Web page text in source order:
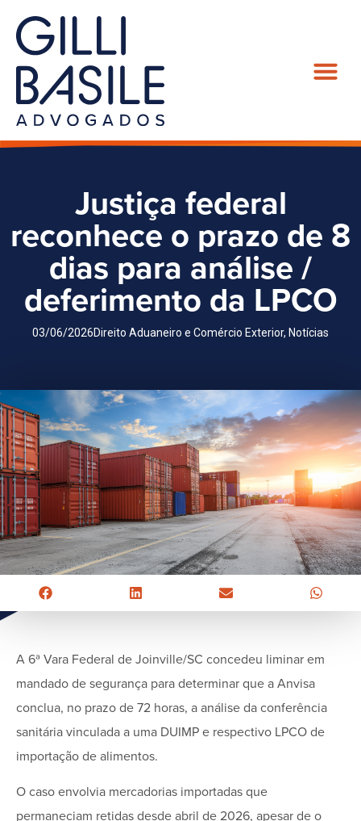
Justiça federal
reconhece o prazo de 8
dias para análise /
deferimento da LPCO
03/06/2026Direito Aduaneiro e Comércio Exterior, Notícias
A 6ª Vara Federal de Joinville/SC concedeu liminar em
mandado de segurança para determinar que a Anvisa
conclua, no prazo de 72 horas, a análise da conferência
sanitária vinculada a uma DUIMP e respectivo LPCO de
importação de alimentos.
O caso envolvia mercadorias importadas que
permaneciam retidas desde abril de 2026, apesar de o